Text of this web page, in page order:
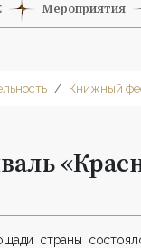
Мероприятия
Книжный
страны